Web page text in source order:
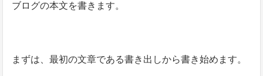
ブログの本文を書きます。
まずは、最初の文章である書き出しから書き始めます。